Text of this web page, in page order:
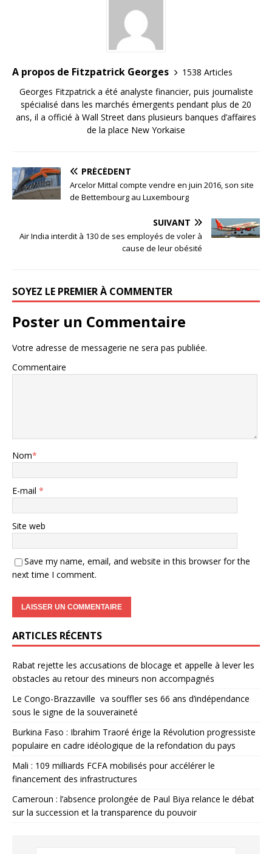
A propos de Fitzpatrick Georges
1538 Articles
Georges Fitzpatrick a été analyste financier, puis journaliste
spécialisé dans les marchés émergents pendant plus de 20
ans, il a officié à Wall Street dans plusieurs banques d’affaires
de la place New Yorkaise
PRÉCÉDENT
Arcelor Mittal compte vendre en juin 2016, son site
de Bettembourg au Luxembourg
SUIVANT
Air India interdit à 130 de ses employés de voler à
cause de leur obésité
SOYEZ LE PREMIER À COMMENTER
Poster un Commentaire
Votre adresse de messagerie ne sera pas publiée.
Commentaire
Nom*
E-mail *
Site web
Save my name, email, and website in this browser for the
next time I comment.
ARTICLES RÉCENTS
Rabat rejette les accusations de blocage et appelle à lever les
obstacles au retour des mineurs non accompagnés
Le Congo-Brazzaville va souffler ses 66 ans d’indépendance
sous le signe de la souveraineté
Burkina Faso : Ibrahim Traoré érige la Révolution progressiste
populaire en cadre idéologique de la refondation du pays
Mali : 109 milliards FCFA mobilisés pour accélérer le
financement des infrastructures
Cameroun : l’absence prolongée de Paul Biya relance le débat
sur la succession et la transparence du pouvoir